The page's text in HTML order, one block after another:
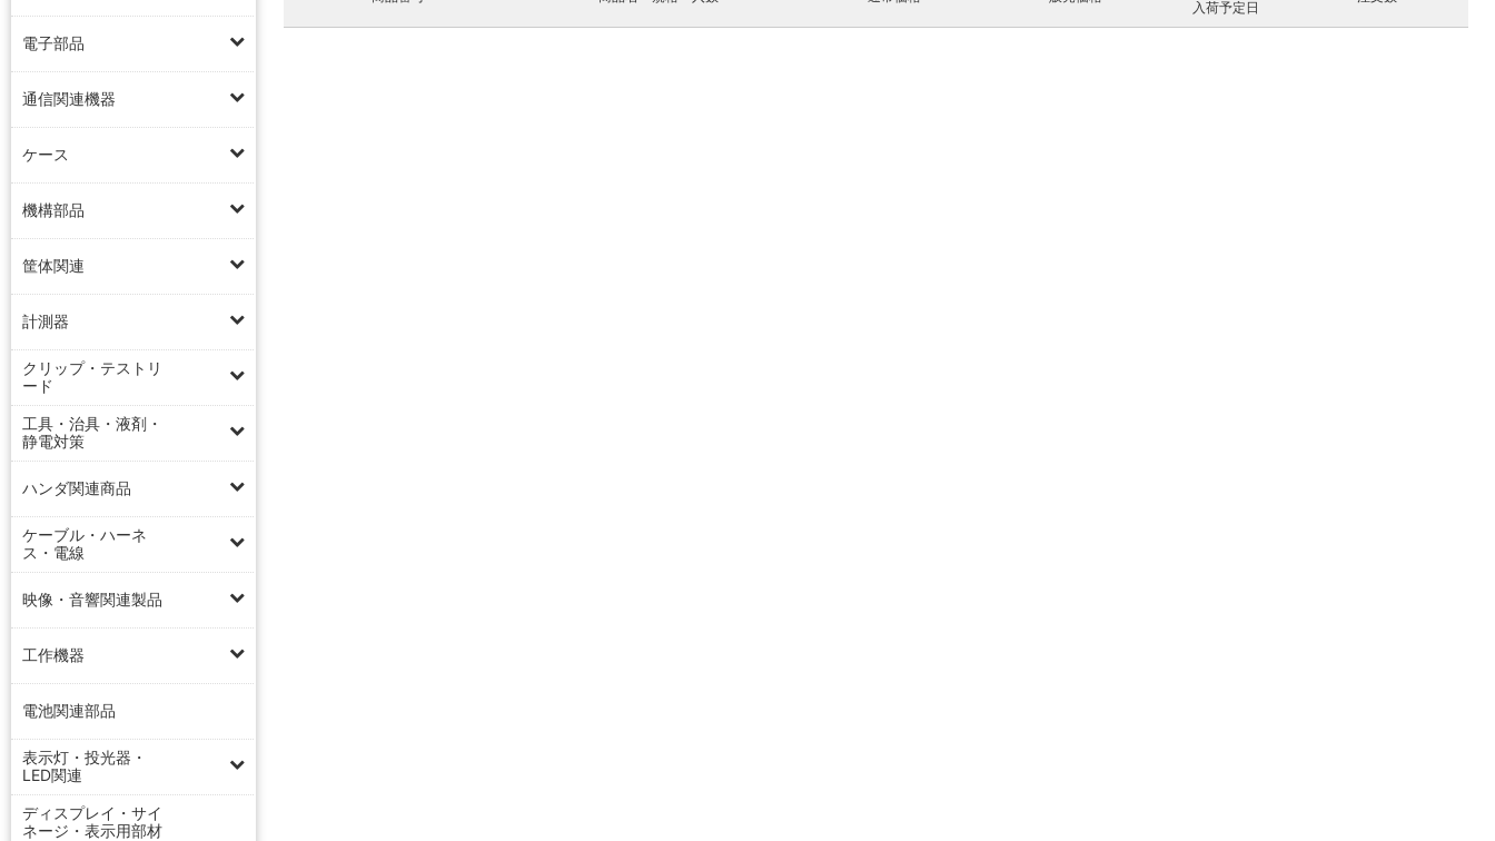
電子部品
通信関連機器
ケース
機構部品
筐体関連
計測器
クリップ・テストリ
ード
工具・治具・液剤・
静電対策
ハンダ関連商品
ケーブル・ハーネ
ス・電線
映像・音響関連製品
工作機器
電池関連部品
表示灯・投光器・
LED関連
ディスプレイ・サイ
ネージ・表示用部材
入荷予定日